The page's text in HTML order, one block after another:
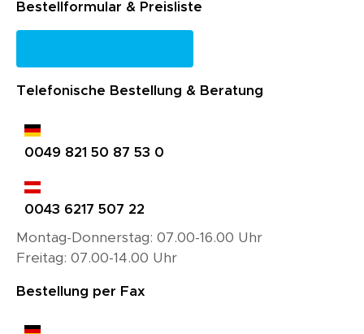
Bestellformular & Preisliste
Telefonische Bestellung & Beratung
0049 821 50 87 53 0
0043 6217 507 22
Montag-Donnerstag: 07.00-16.00 Uhr
Freitag: 07.00-14.00 Uhr
Bestellung per Fax